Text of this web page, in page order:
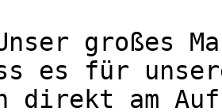
großes
es für
direkt am